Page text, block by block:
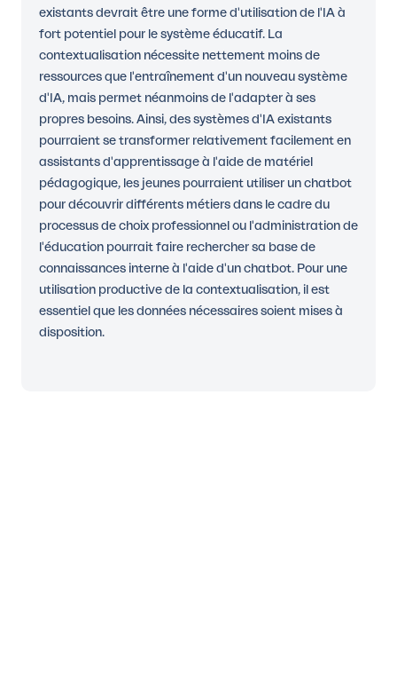
existants devrait être une forme d'utilisation de l'IA à
fort potentiel pour le système éducatif. La
contextualisation nécessite nettement moins de
ressources que l'entraînement d'un nouveau système
d'IA, mais permet néanmoins de l'adapter à ses
propres besoins. Ainsi, des systèmes d'IA existants
pourraient se transformer relativement facilement en
assistants d'apprentissage à l'aide de matériel
pédagogique, les jeunes pourraient utiliser un chatbot
pour découvrir différents métiers dans le cadre du
processus de choix professionnel ou l'administration de
l'éducation pourrait faire rechercher sa base de
connaissances interne à l'aide d'un chatbot. Pour une
utilisation productive de la contextualisation, il est
essentiel que les données nécessaires soient mises à
disposition.